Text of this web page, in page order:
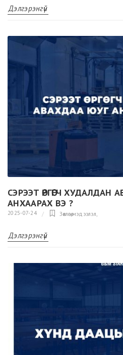
Дэлгэрэнгүй
СЭРЭЭТ ӨРГӨГЧ ХУДАЛДАН
АНХААРАХ ВЭ ?
2025-07-24 Зөвлөгөө,мэдээлэл,
Дэлгэрэнгүй